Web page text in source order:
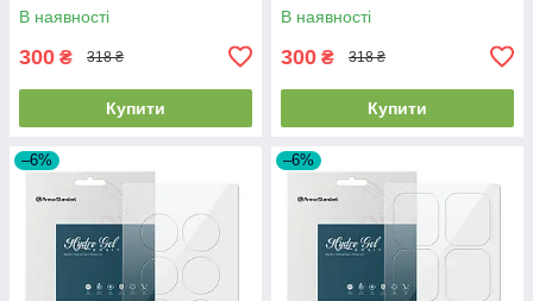
(ARM91945)
В наявності
300 ₴ 318 ₴
Купити
(ARM91946)
В наявності
300 ₴ 318 ₴
Купити
–6% –6%